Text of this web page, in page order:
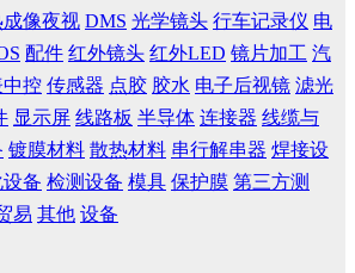
成像夜视 DMS 光学镜头 行车记录仪 电
配件 红外镜头 红外LED 镜片加工 汽
控 传感器 点胶 胶水 电子后视镜 滤光
显示屏 线路板 半导体 连接器 线缆与
镀膜材料 散热材料 串行解串器 焊接设
设备 检测设备 模具 保护膜 第三方测
易 其他 设备